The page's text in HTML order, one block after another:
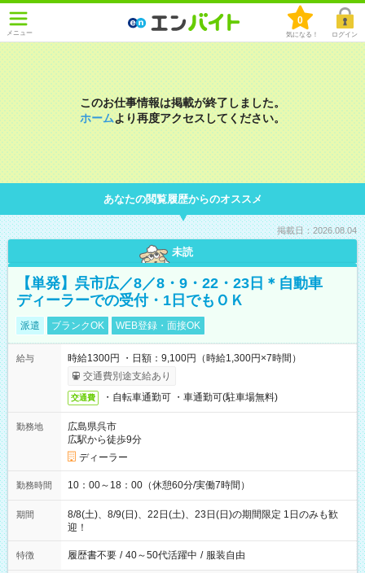
メニュー
0
気になる！ ログイン
このお仕事情報は掲載が終了しました。
ホームより再度アクセスしてください。
あなたの閲覧履歴からのオススメ
掲載日：2026.08.04
未読
【単発】呉市広／8／8・9・22・23日＊自動車
ディーラーでの受付・1日でもＯＫ
派遣 ブランクOK WEB登録・面接OK
給与
時給1300円 ・日額：9,100円（時給1,300円×7時間）
交通費別途支給あり
交通費 ・自転車通勤可 ・車通勤可(駐車場無料)
勤務地
広島県呉市
広駅から徒歩9分
ディーラー
勤務時間 10：00～18：00（休憩60分/実働7時間）
期間
8/8(土)、8/9(日)、22日(土)、23日(日)の期間限定 1日のみも歓
迎！
特徴 履歴書不要 / 40～50代活躍中 / 服装自由